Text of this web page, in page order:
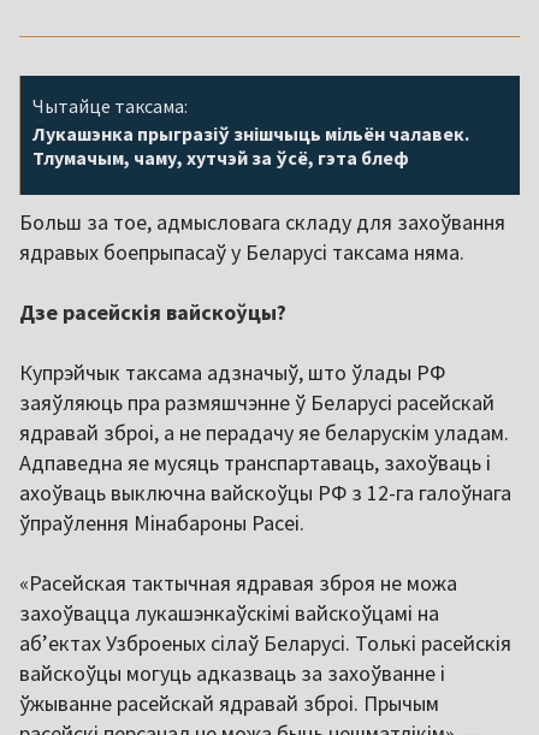
Чытайце таксама:
Лукашэнка прыгразіў знішчыць мільён чалавек.
Тлумачым, чаму, хутчэй за ўсё, гэта блеф
Больш за тое, адмысловага складу для захоўвання
ядравых боепрыпасаў у Беларусі таксама няма.
Дзе расейскія вайскоўцы?
Купрэйчык таксама адзначыў, што ўлады РФ
заяўляюць пра размяшчэнне ў Беларусі расейскай
ядравай зброі, а не перадачу яе беларускім уладам.
Адпаведна яе мусяць транспартаваць, захоўваць і
ахоўваць выключна вайскоўцы РФ з 12-га галоўнага
ўпраўлення Мінабароны Расеі.
«Расейская тактычная ядравая зброя не можа
захоўвацца лукашэнкаўскімі вайскоўцамі на
аб’ектах Узброеных сілаў Беларусі. Толькі расейскія
вайскоўцы могуць адказваць за захоўванне і
ўжыванне расейскай ядравай зброі. Прычым